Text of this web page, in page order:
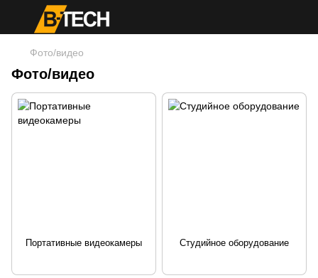
Фото/видео
Фото/видео
Портативные видеокамеры Студийное оборудование